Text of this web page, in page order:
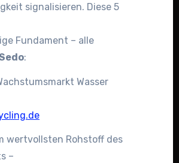
signalisieren. Diese 5
Fundament – alle
:
Wasser
wertvollsten Rohstoff des
–